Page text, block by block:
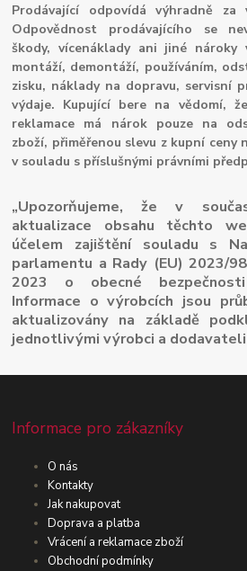
Prodávající odpovídá výhradně za
Odpovědnost prodávajícího se
škody, vícenáklady ani jiné
montáží, demontáží, používáním,
zisku, náklady na dopravu, servisní
výdaje. Kupující bere na vědomí,
reklamace má nárok pouze na
zboží, přiměřenou slevu z kupní ceny
v souladu s příslušnými právními
„Upozorňujeme, že v
aktualizace obsahu těchto
účelem zajištění souladu s
parlamentu a Rady (EU) 2023/
2023 o obecné
Informace o výrobcích jsou
aktualizovány na základě
jednotlivými výrobci a
Informace pro zákazníky
O nás
Kontakty
Jak nakupovat
Doprava a platba
Vrácení a reklamace zboží
Obchodní podmínky